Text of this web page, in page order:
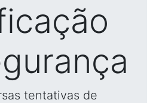
tentativas de